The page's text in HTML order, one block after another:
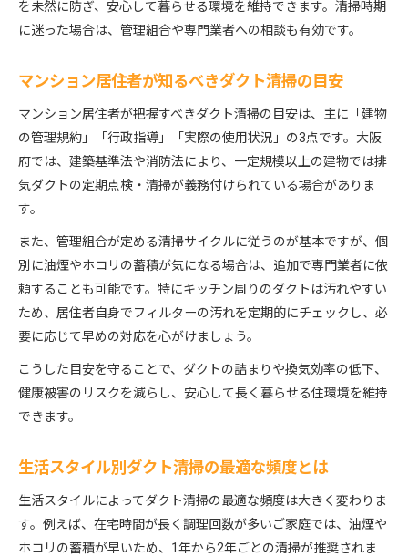
を未然に防ぎ、安心して暮らせる環境を維持できます。清掃時期
に迷った場合は、管理組合や専門業者への相談も有効です。
マンション居住者が知るべきダクト清掃の目安
マンション居住者が把握すべきダクト清掃の目安は、主に「建物
の管理規約」「行政指導」「実際の使用状況」の3点です。大阪
府では、建築基準法や消防法により、一定規模以上の建物では排
気ダクトの定期点検・清掃が義務付けられている場合がありま
す。
また、管理組合が定める清掃サイクルに従うのが基本ですが、個
別に油煙やホコリの蓄積が気になる場合は、追加で専門業者に依
頼することも可能です。特にキッチン周りのダクトは汚れやすい
ため、居住者自身でフィルターの汚れを定期的にチェックし、必
要に応じて早めの対応を心がけましょう。
こうした目安を守ることで、ダクトの詰まりや換気効率の低下、
健康被害のリスクを減らし、安心して長く暮らせる住環境を維持
できます。
生活スタイル別ダクト清掃の最適な頻度とは
生活スタイルによってダクト清掃の最適な頻度は大きく変わりま
す。例えば、在宅時間が長く調理回数が多いご家庭では、油煙や
ホコリの蓄積が早いため、1年から2年ごとの清掃が推奨されま